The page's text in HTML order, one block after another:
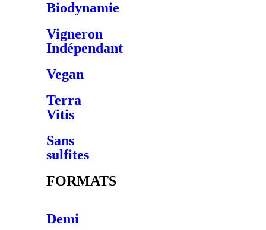
Biodynamie
Vigneron
Indépendant
Vegan
Terra
Vitis
Sans
sulfites
FORMATS
Demi